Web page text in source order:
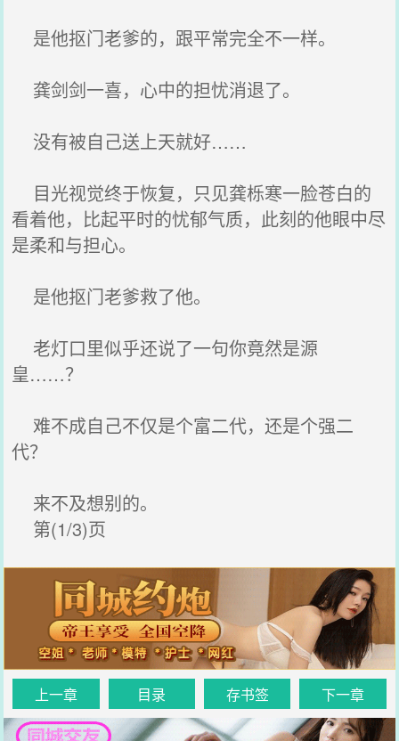
是他抠门老爹的，跟平常完全不一样。
龚剑剑一喜，心中的担忧消退了。
没有被自己送上天就好……
目光视觉终于恢复，只见龚栎寒一脸苍白的
看着他，比起平时的忧郁气质，此刻的他眼中尽
是柔和与担心。
是他抠门老爹救了他。
老灯口里似乎还说了一句你竟然是源
皇……？
难不成自己不仅是个富二代，还是个强二
代？
来不及想别的。
第(1/3)页
上一章 目录 存书签 下一章